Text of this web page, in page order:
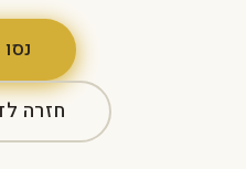
חזרה